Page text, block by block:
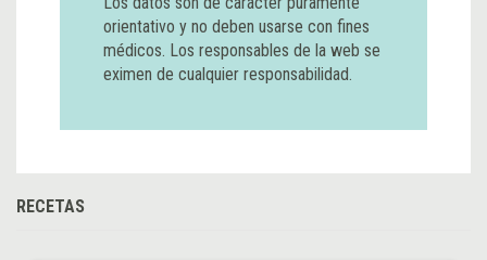
orientativo y no deben usarse con fines
médicos. Los responsables de la web se
eximen de cualquier responsabilidad.
RECETAS